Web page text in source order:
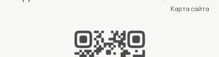
Карта сайта